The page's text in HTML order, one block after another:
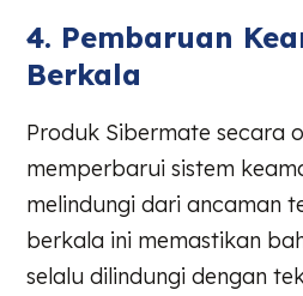
4. Pembaruan
Berkala
Produk Sibermate secara
memperbarui sistem
melindungi dari ancaman
berkala ini memastikan
selalu dilindungi dengan